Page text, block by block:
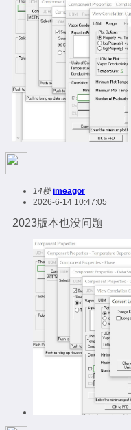
14楼 imeagor
2026-6-14 10:47:05
2023版本也没问题